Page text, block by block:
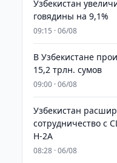
Узбекистан
говядины на 9,1%
09:15 · 06/08
В Узбекистане
15,2 трлн. сумов
09:00 · 06/08
Узбекистан
сотрудничество с
H-2A
08:28 · 06/08